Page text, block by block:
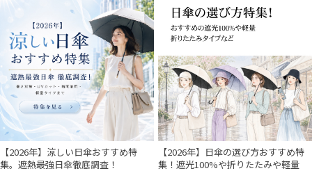
【2026年】涼しい日傘おすすめ特
集。遮熱最強日傘徹底調査！
【2026年】日傘の選び方おすすめ特
集！遮光100%や折りたたみや軽量